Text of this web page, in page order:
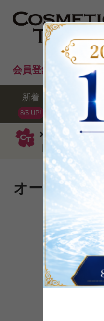
メルヴィータ
ドクリーム75ml
会員登録後のお買い
新着
8/5 UP!
セール
オーガニッ
33%
OFF